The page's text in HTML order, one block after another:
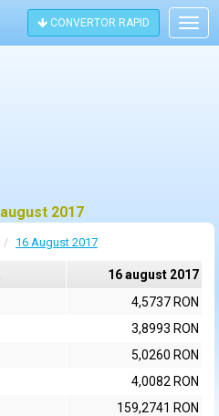
CONVERTOR RAPID
2017
16 August 2017
16 august 2017
4,5737 RON
3,8993 RON
5,0260 RON
4,0082 RON
159,2741 RON